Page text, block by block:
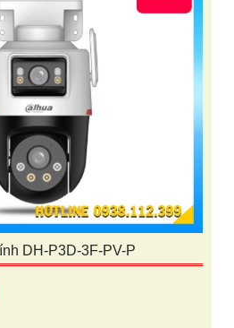
DH-P3D-3F-PV-P